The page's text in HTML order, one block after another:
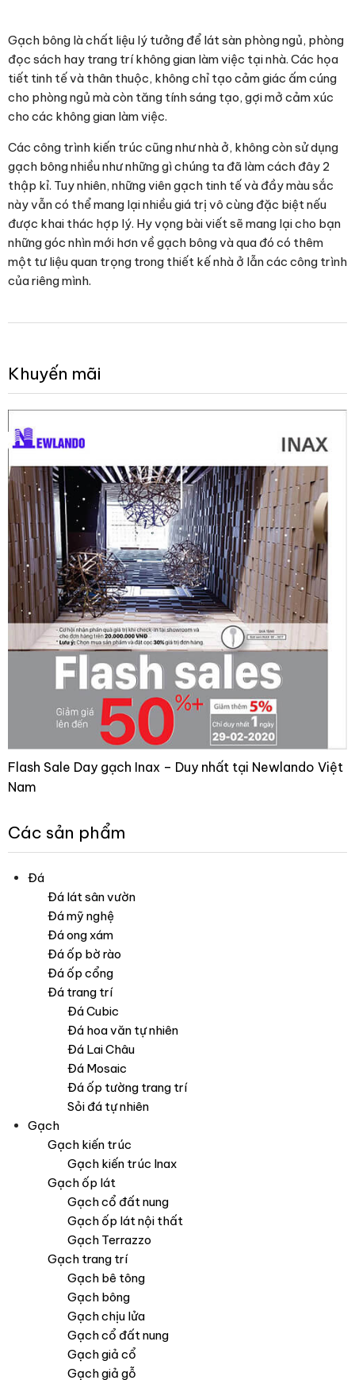
Gạch bông là chất liệu lý tưởng để lát sàn phòng ngủ, phòng
đọc sách hay trang trí không gian làm việc tại nhà. Các họa
tiết tinh tế và thân thuộc, không chỉ tạo cảm giác ấm cúng
cho phòng ngủ mà còn tăng tính sáng tạo, gợi mở cảm xúc
cho các không gian làm việc.
Các công trình kiến trúc cũng như nhà ở, không còn sử dụng
gạch bông nhiều như những gì chúng ta đã làm cách đây 2
thập kỉ. Tuy nhiên, những viên gạch tinh tế và đầy màu sắc
này vẫn có thể mang lại nhiều giá trị vô cùng đặc biệt nếu
được khai thác hợp lý. Hy vọng bài viết sẽ mang lại cho bạn
những góc nhìn mới hơn về gạch bông và qua đó có thêm
một tư liệu quan trọng trong thiết kế nhà ở lẫn các công trình
của riêng mình.
Khuyến mãi
Flash Sale Day gạch Inax – Duy nhất tại Newlando Việt
Nam
Các sản phẩm
Đá
Đá lát sân vườn
Đá mỹ nghệ
Đá ong xám
Đá ốp bờ rào
Đá ốp cổng
Đá trang trí
Đá Cubic
Đá hoa văn tự nhiên
Đá Lai Châu
Đá Mosaic
Đá ốp tường trang trí
Sỏi đá tự nhiên
Gạch
Gạch kiến trúc
Gạch kiến trúc Inax
Gạch ốp lát
Gạch cổ đất nung
Gạch ốp lát nội thất
Gạch Terrazzo
Gạch trang trí
Gạch bê tông
Gạch bông
Gạch chịu lửa
Gạch cổ đất nung
Gạch giả cổ
Gạch giả gỗ